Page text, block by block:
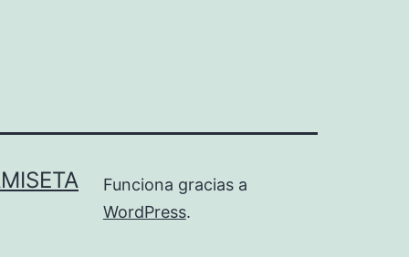
Funciona gracias a
WordPress.